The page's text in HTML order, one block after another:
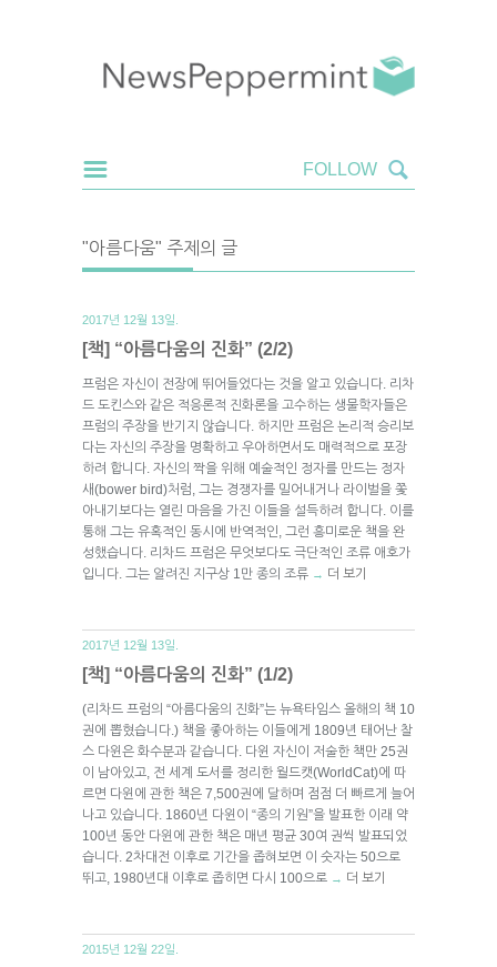
"아름다움" 주제의 글
2017년 12월 13일.
[책] “아름다움의 진화” (2/2)
프럼은 자신이 전장에 뛰어들었다는 것을 알고 있습니다. 리차
드 도킨스와 같은 적응론적 진화론을 고수하는 생물학자들은
프럼의 주장을 반기지 않습니다. 하지만 프럼은 논리적 승리보
다는 자신의 주장을 명확하고 우아하면서도 매력적으로 포장
하려 합니다. 자신의 짝을 위해 예술적인 정자를 만드는 정자
새(bower bird)처럼, 그는 경쟁자를 밀어내거나 라이벌을 쫓
아내기보다는 열린 마음을 가진 이들을 설득하려 합니다. 이를
통해 그는 유혹적인 동시에 반역적인, 그런 흥미로운 책을 완
성했습니다. 리차드 프럼은 무엇보다도 극단적인 조류 애호가
입니다. 그는 알려진 지구상 1만 종의 조류 → 더 보기
2017년 12월 13일.
[책] “아름다움의 진화” (1/2)
(리차드 프럼의 “아름다움의 진화”는 뉴욕타임스 올해의 책 10
권에 뽑혔습니다.) 책을 좋아하는 이들에게 1809년 태어난 찰
스 다윈은 화수분과 같습니다. 다윈 자신이 저술한 책만 25권
이 남아있고, 전 세계 도서를 정리한 월드캣(WorldCat)에 따
르면 다윈에 관한 책은 7,500권에 달하며 점점 더 빠르게 늘어
나고 있습니다. 1860년 다윈이 “종의 기원”을 발표한 이래 약
100년 동안 다윈에 관한 책은 매년 평균 30여 권씩 발표되었
습니다. 2차대전 이후로 기간을 좁혀보면 이 숫자는 50으로
뛰고, 1980년대 이후로 좁히면 다시 100으로 → 더 보기
2015년 12월 22일.